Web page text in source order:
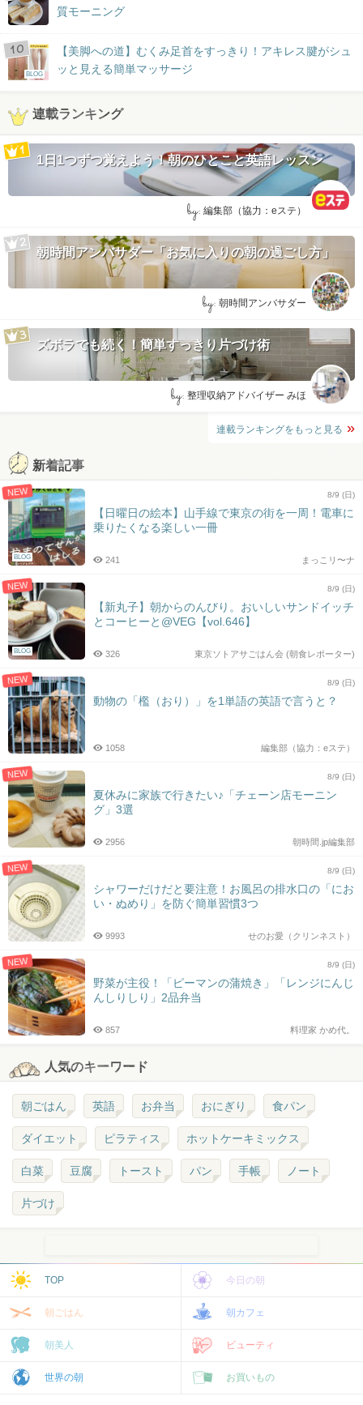
質モーニング
BLOG
【美脚への道】むくみ足首をすっきり！アキレス腱がシュ
ッと見える簡単マッサージ
連載ランキング
1日1つずつ覚えよう！朝のひとこと英語レッスン
by: 編集部（協力：eステ）
朝時間アンバサダー「お気に入りの朝の過ごし方」
by: 朝時間アンバサダー
ズボラでも続く！簡単すっきり片づけ術
by: 整理収納アドバイザー みほ
連載ランキングをもっと見る
新着記事
NEW
BLOG
8/9 (日)
【日曜日の絵本】山手線で東京の街を一周！電車に
乗りたくなる楽しい一冊
まっこリ〜ナ
241
NEW
BLOG
8/9 (日)
【新丸子】朝からのんびり。おいしいサンドイッチ
とコーヒーと@VEG【vol.646】
東京ソトアサごはん会 (朝食レポーター)
326
NEW 8/9 (日)
動物の「檻（おり）」を1単語の英語で言うと？
編集部（協力：eステ）
1058
NEW 8/9 (日)
夏休みに家族で行きたい♪「チェーン店モーニン
グ」3選
朝時間.jp編集部
2956
NEW 8/9 (日)
シャワーだけだと要注意！お風呂の排水口の「にお
い・ぬめり」を防ぐ簡単習慣3つ
せのお愛（クリンネスト）
9993
NEW 8/9 (日)
野菜が主役！「ピーマンの蒲焼き」「レンジにんじ
んしりしり」2品弁当
料理家 かめ代。
857
人気のキーワード
朝ごはん 英語 お弁当 おにぎり 食パン
ダイエット ピラティス ホットケーキミックス
白菜 豆腐 トースト パン 手帳 ノート
片づけ
TOP 今日の朝
朝ごはん 朝カフェ
朝美人 ビューティ
世界の朝 お買いもの